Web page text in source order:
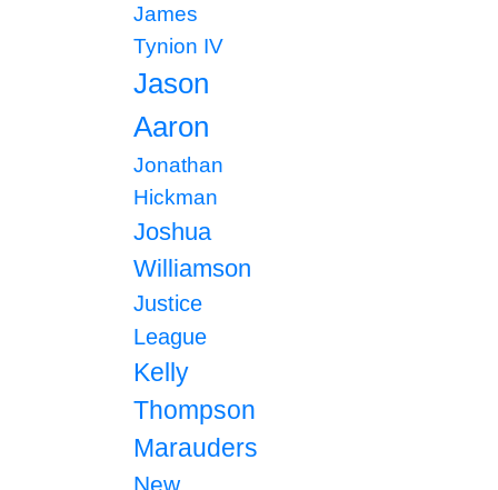
James
Tynion IV
Jason
Aaron
Jonathan
Hickman
Joshua
Williamson
Justice
League
Kelly
Thompson
Marauders
New